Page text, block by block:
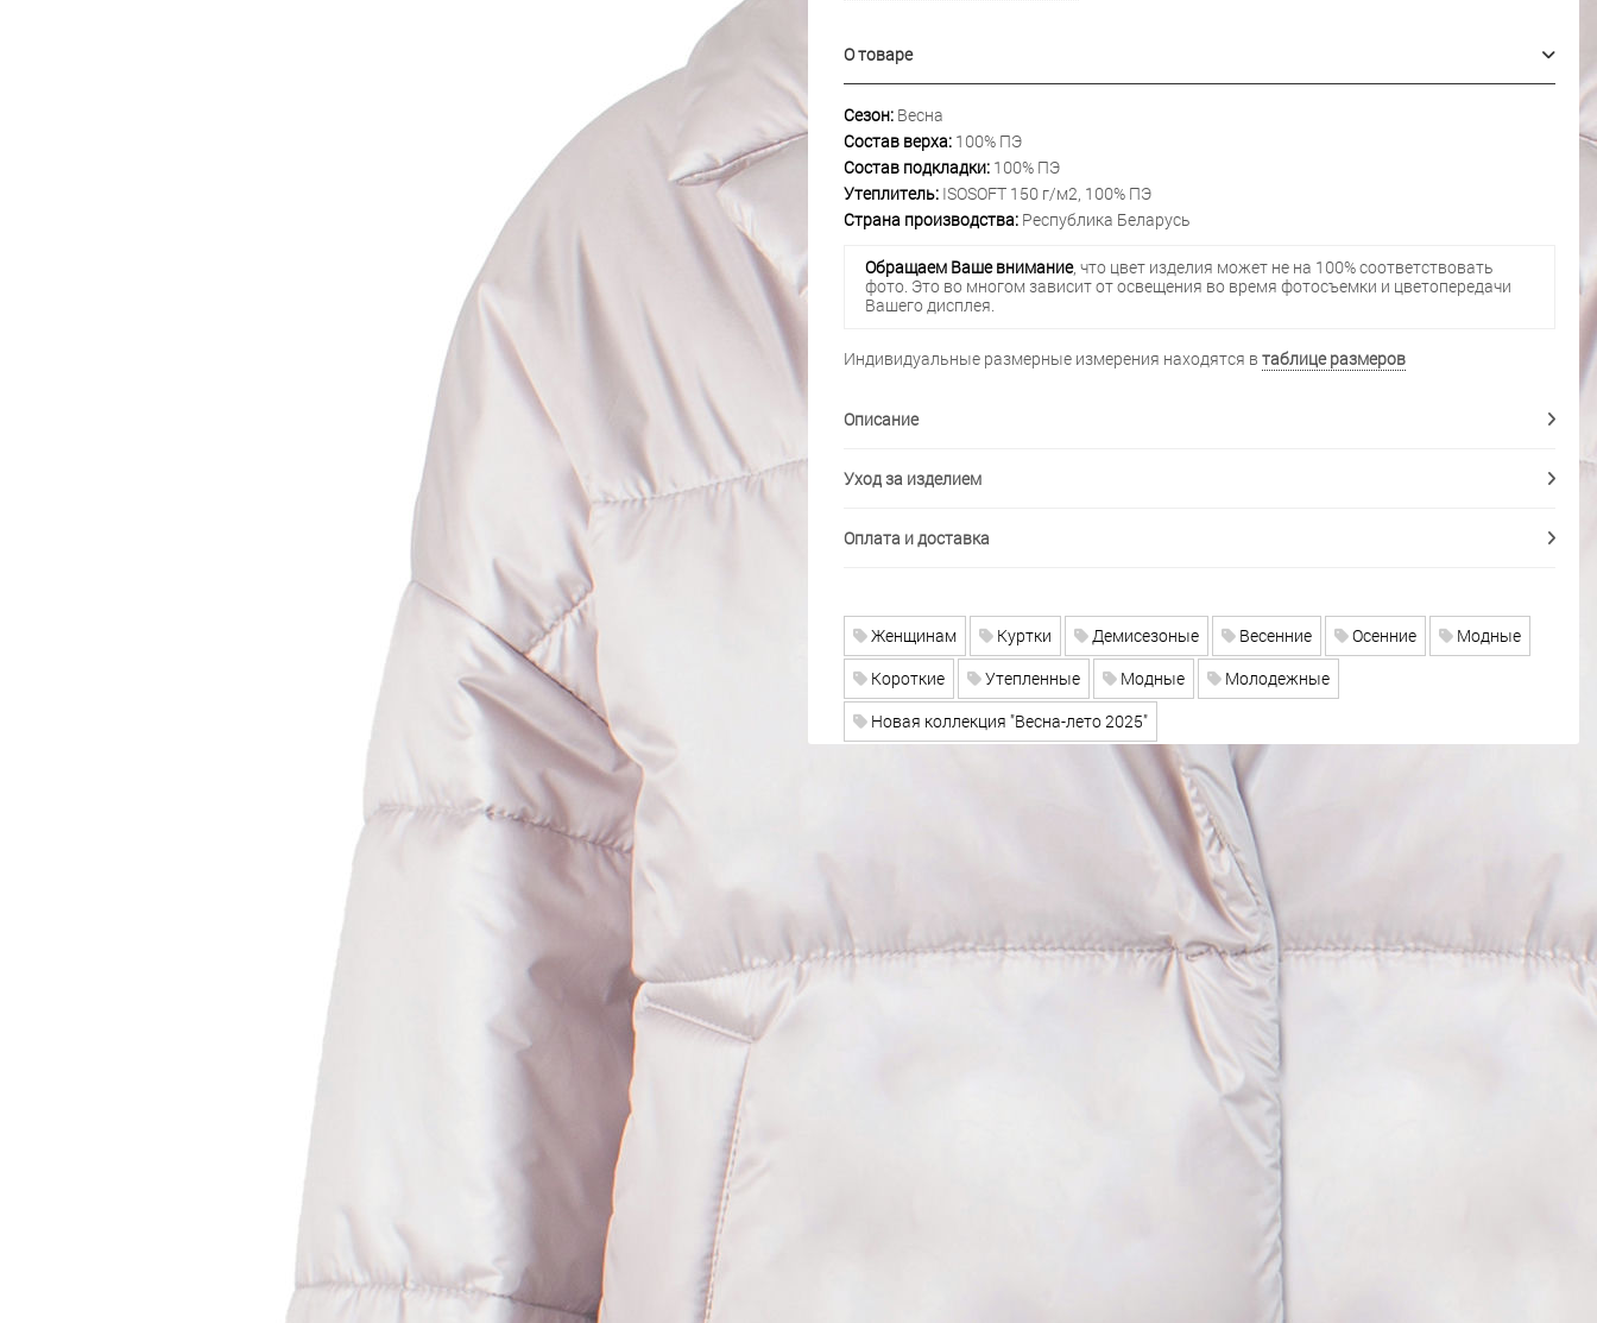
О товаре
Сезон:Весна
Состав верха:100% ПЭ
Состав подкладки:100% ПЭ
Утеплитель:ISOSOFT 150 г/м2, 100% ПЭ
Страна производства:Республика Беларусь
Обращаем Ваше внимание, что цвет изделия может не на 100% соответствовать
фото. Это во многом зависит от освещения во время фотосъемки и цветопередачи
Вашего дисплея.
Индивидуальные размерные измерения находятся в таблице размеров
Описание
Уход за изделием
Оплата и доставка
Женщинам Куртки Демисезоные Весенние Осенние
Модные
Короткие
Утепленные Модные
Молодежные
Новая коллекция "Весна-лето 2025"